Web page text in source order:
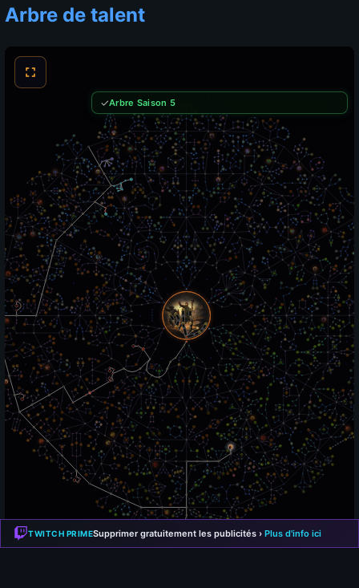
Arbre de talent
TWITCH PRIMESupprimer gratuitement les publicités › Plus d'info ici